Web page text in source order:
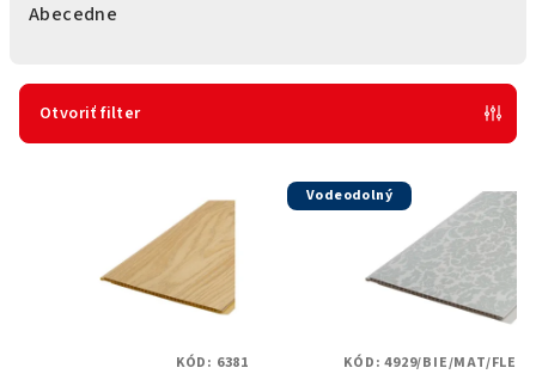
p
Abecedne
Otvoriť filter
KÓD: 6381
Vodeodolný
KÓD:4929/BIE/MAT/FLE